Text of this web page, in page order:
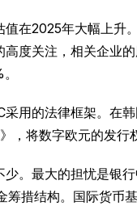
在2025年大幅上
度关注，相关企业
用的法律框架。在
，将数字欧元的发
。最大的担忧是银
措结构。国际货币